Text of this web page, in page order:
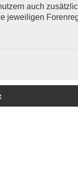
auch
jeweiligen